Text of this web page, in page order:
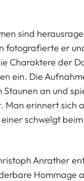
sind
fotografierte er
Charaktere der
ein. Die
an und
Man erinnert sich
schwelgt
Anrather
Hommage